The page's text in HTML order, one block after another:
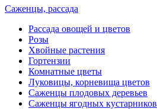
Саженцы, рассада
Рассада овощей и цветов
Розы
Хвойные растения
Гортензии
Комнатные цветы
Луковицы, корневища цветов
Саженцы плодовых деревьев
Саженцы ягодных кустарников